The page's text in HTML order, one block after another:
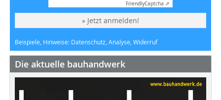
FriendlyCaptcha ⇗
» Jetzt anmelden!
Beispiele, Hinweise: Datenschutz, Analyse, Widerruf
Die aktuelle bauhandwerk